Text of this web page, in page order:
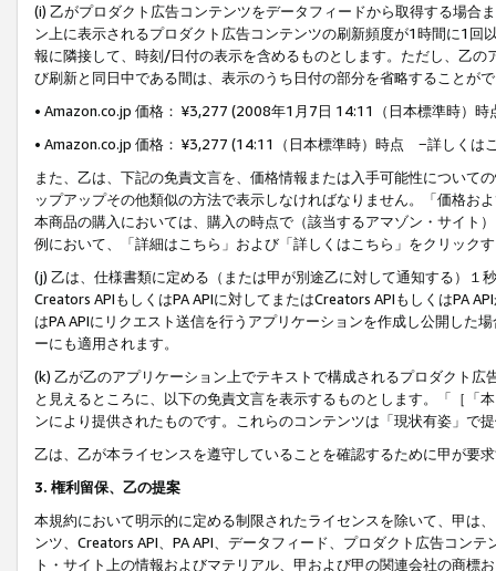
(i) 乙がプロダクト広告コンテンツをデータフィードから取得する場合
ン上に表示されるプロダクト広告コンテンツの刷新頻度が1時間に1
報に隣接して、時刻/日付の表示を含めるものとします。ただし、乙
び刷新と同日中である間は、表示のうち日付の部分を省略することが
• Amazon.co.jp 価格： ¥3,277 (2008年1月7日 14:11（日本標準時）
• Amazon.co.jp 価格： ¥3,277 (14:11（日本標準時）時点 −詳しくは
また、乙は、下記の免責文言を、価格情報または入手可能性について
ップアップその他類似の方法で表示しなければなりません。「価格
本商品の購入においては、購入の時点で（該当するアマゾン・サイト
例において、「詳細はこちら」および「詳しくはこちら」をクリック
(j) 乙は、仕様書類に定める（または甲が別途乙に対して通知する）
Creators APIもしくはPA APIに対してまたはCreators APIもしくはPA
はPA APIにリクエスト送信を行うアプリケーションを作成し公開した
ーにも適用されます。
(k) 乙が乙のアプリケーション上でテキストで構成されるプロダクト
と見えるところに、以下の免責文言を表示するものとします。「［「
ンにより提供されたものです。これらのコンテンツは「現状有姿」で
乙は、乙が本ライセンスを遵守していることを確認するために甲が要
3. 権利留保、乙の提案
本規約において明示的に定める制限されたライセンスを除いて、甲は
ンツ、Creators API、PA API、データフィード、プロダクト広告コン
ト・サイト上の情報およびマテリアル、甲および甲の関連会社の商